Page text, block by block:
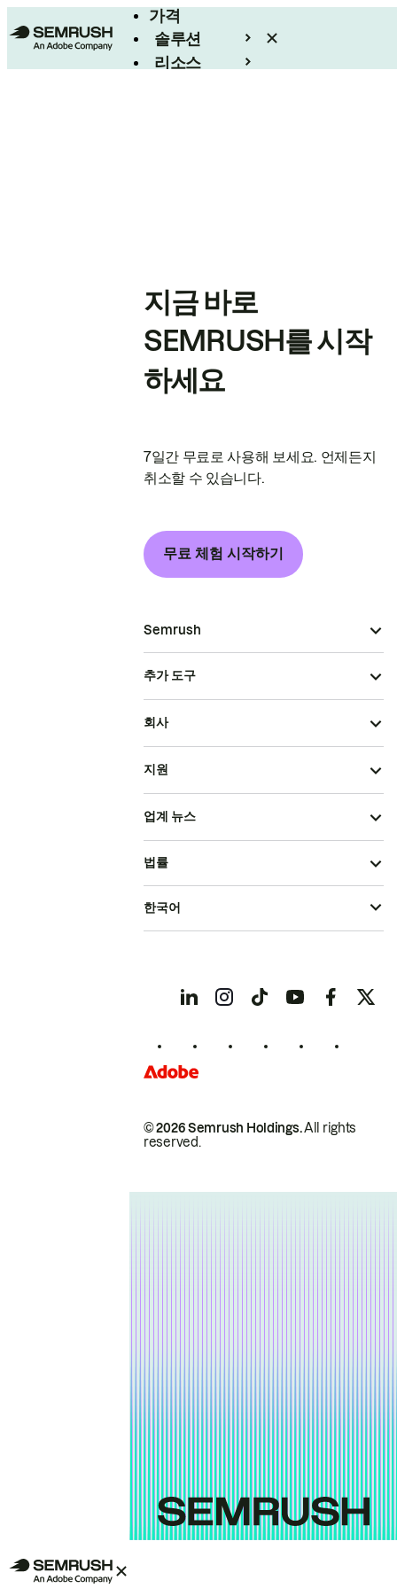
가격
솔루션
리소스
지금 바로
SEMRUSH를 시작
하세요
7일간 무료로 사용해 보세요. 언제든지
취소할 수 있습니다.
무료 체험 시작하기
Semrush
추가 도구
회사
지원
업계 뉴스
© 2026 Semrush Holdings.All rights
reserved.
법률
한국어